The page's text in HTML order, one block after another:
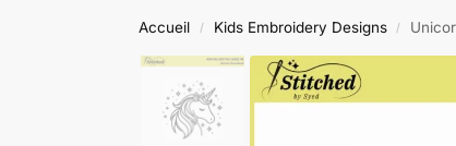
Accueil / Kids Embroidery Designs /